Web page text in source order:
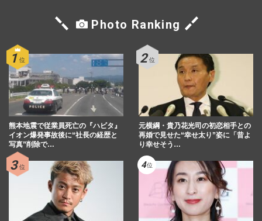
Photo Ranking
熊本地震で従業員死亡の『ハビタ』
イオン爆発事故後に“社長の経歴と
写真”削除で…
元横綱・貴乃花光司の初恋相手との
再婚で見せた“幸せ太り”姿に「昔よ
り幸せそう…